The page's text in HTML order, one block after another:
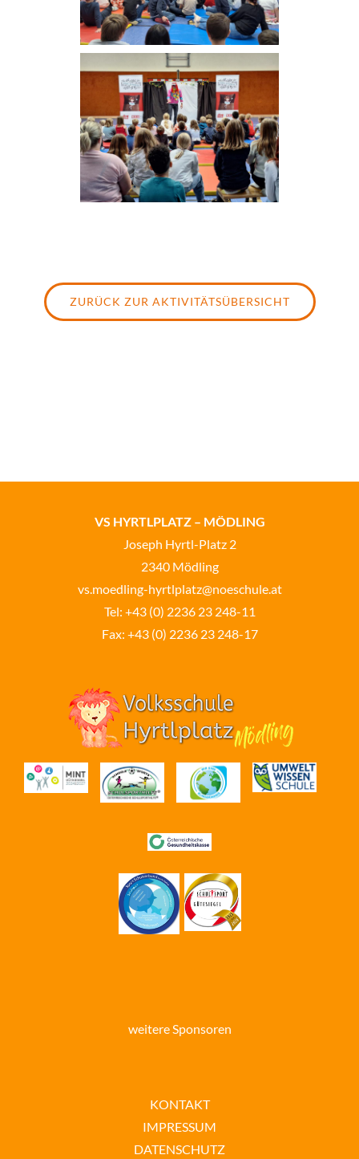
ZURÜCK ZUR AKTIVITÄTSÜBERSICHT
VS HYRTLPLATZ – MÖDLING
Joseph Hyrtl-Platz 2
2340 Mödling
vs.moedling-hyrtlplatz@noeschule.at
Tel: +43 (0) 2236 23 248-11
Fax: +43 (0) 2236 23 248-17
weitere Sponsoren
KONTAKT
IMPRESSUM
DATENSCHUTZ